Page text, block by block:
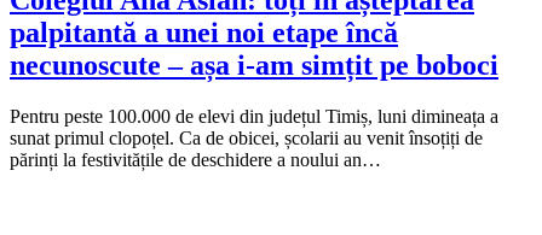
palpitantă a unei noi etape încă
necunoscute – așa i-am simțit pe boboci
Pentru peste 100.000 de elevi din județul Timiș, luni dimineața a
sunat primul clopoțel. Ca de obicei, școlarii au venit însoțiți de
părinți la festivitățile de deschidere a noului an…